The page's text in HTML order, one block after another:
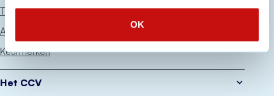
OK
Trainingen
Advies
Keurmerken
Het CCV